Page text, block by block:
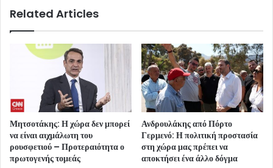
Related Articles
Μητσοτάκης: Η χώρα δεν μπορεί
να είναι αιχμάλωτη του
ρουσφετιού – Προτεραιότητα ο
πρωτογενής τομεάς
Ανδρουλάκης από Πόρτο
Γερμενό: Η πολιτική προστασία
στη χώρα μας πρέπει να
αποκτήσει ένα άλλο δόγμα